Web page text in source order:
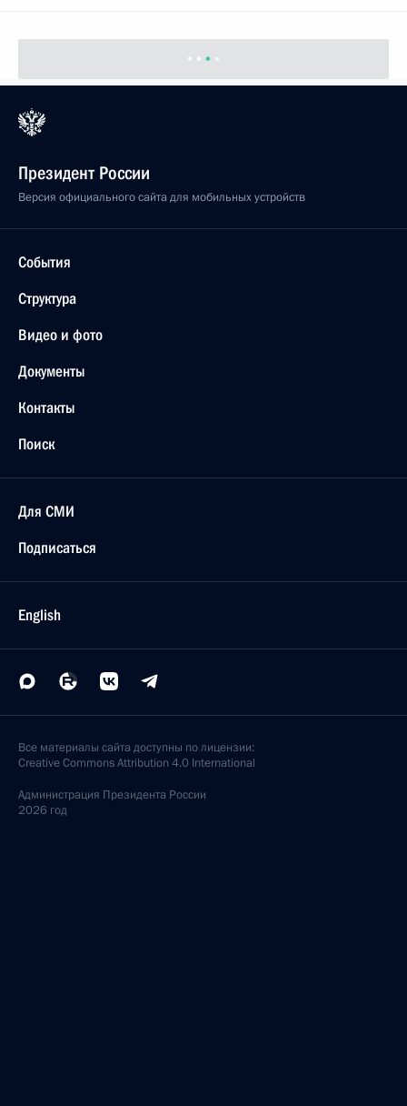
Президент России
Версия официального сайта для мобильных устройств
События
Структура
Видео и фото
Документы
Контакты
Поиск
Для СМИ
Подписаться
English
Все материалы сайта доступны по лицензии:
Creative Commons Attribution 4.0 International
Администрация Президента России
2026 год